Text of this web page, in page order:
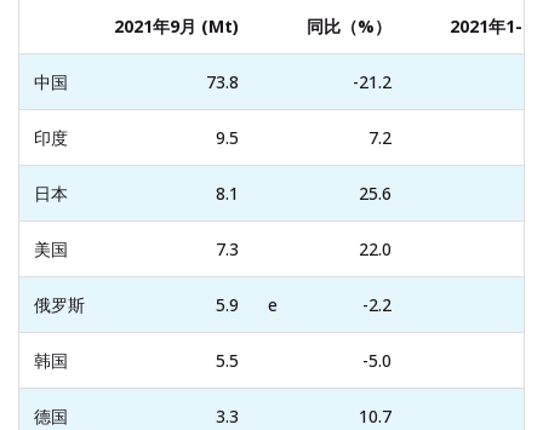
2021年9月 (Mt) 同比（%） 2021年1-9
中国 73.8 -21.2
印度 9.5 7.2
日本 8.1 25.6
美国 7.3 22.0
俄罗斯 5.9 e -2.2
韩国 5.5 -5.0
德国 3.3 10.7